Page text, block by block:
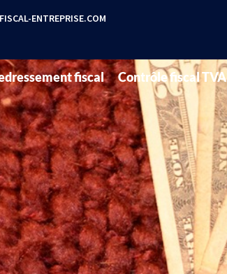
ENTREPRISE.COM
fiscal Contrôle fiscal TVA